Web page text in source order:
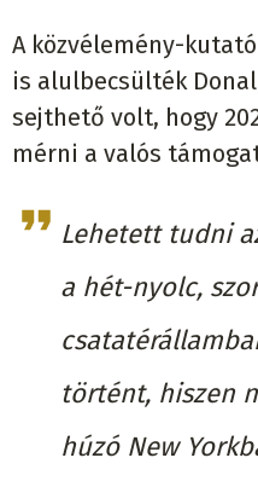
A közvélemény-
is alulbecsülték
sejthető volt, hogy
mérni a valós
Lehetett tudni
a hét-nyolc,
történt, hiszen
húzó New